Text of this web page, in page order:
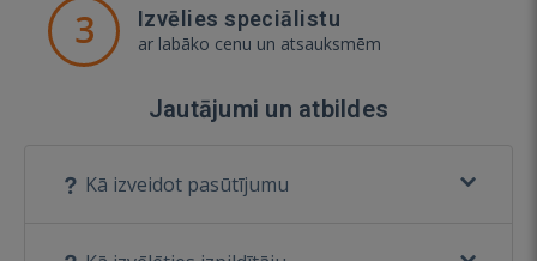
3 Izvēlies speciālistu
ar labāko cenu un atsauksmēm
Jautājumi un atbildes
Kā izveidot pasūtījumu